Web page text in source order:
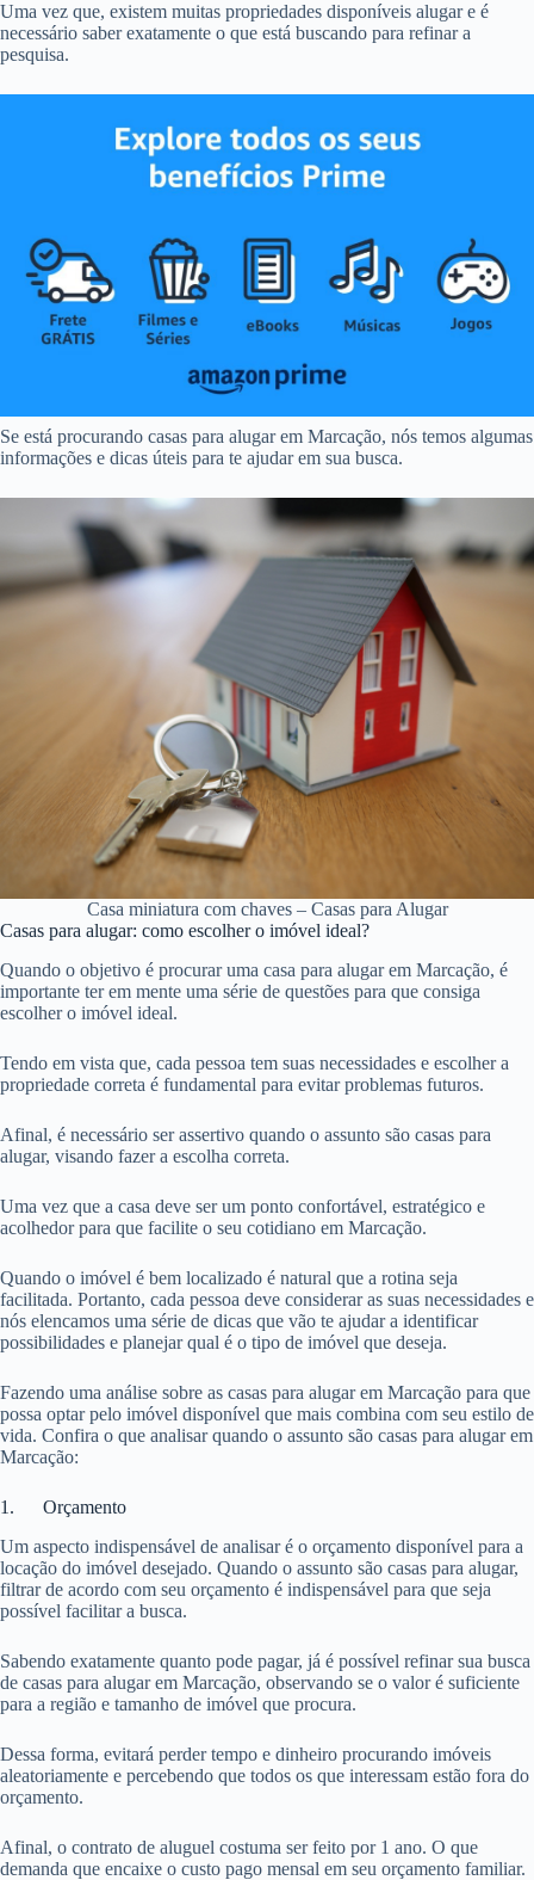
Uma vez que, existem muitas propriedades disponíveis alugar e é
necessário saber exatamente o que está buscando para refinar a
pesquisa.
Se está procurando casas para alugar em Marcação, nós temos algumas
informações e dicas úteis para te ajudar em sua busca.
Casa miniatura com chaves – Casas para Alugar
Casas para alugar: como escolher o imóvel ideal?
Quando o objetivo é procurar uma casa para alugar em Marcação, é
importante ter em mente uma série de questões para que consiga
escolher o imóvel ideal.
Tendo em vista que, cada pessoa tem suas necessidades e escolher a
propriedade correta é fundamental para evitar problemas futuros.
Afinal, é necessário ser assertivo quando o assunto são casas para
alugar, visando fazer a escolha correta.
Uma vez que a casa deve ser um ponto confortável, estratégico e
acolhedor para que facilite o seu cotidiano em Marcação.
Quando o imóvel é bem localizado é natural que a rotina seja
facilitada. Portanto, cada pessoa deve considerar as suas necessidades e
nós elencamos uma série de dicas que vão te ajudar a identificar
possibilidades e planejar qual é o tipo de imóvel que deseja.
Fazendo uma análise sobre as casas para alugar em Marcação para que
possa optar pelo imóvel disponível que mais combina com seu estilo de
vida. Confira o que analisar quando o assunto são casas para alugar em
Marcação:
1. Orçamento
Um aspecto indispensável de analisar é o orçamento disponível para a
locação do imóvel desejado. Quando o assunto são casas para alugar,
filtrar de acordo com seu orçamento é indispensável para que seja
possível facilitar a busca.
Sabendo exatamente quanto pode pagar, já é possível refinar sua busca
de casas para alugar em Marcação, observando se o valor é suficiente
para a região e tamanho de imóvel que procura.
Dessa forma, evitará perder tempo e dinheiro procurando imóveis
aleatoriamente e percebendo que todos os que interessam estão fora do
orçamento.
Afinal, o contrato de aluguel costuma ser feito por 1 ano. O que
demanda que encaixe o custo pago mensal em seu orçamento familiar.